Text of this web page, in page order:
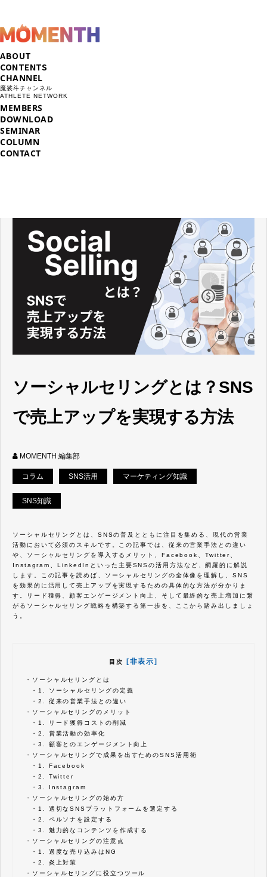
ABOUT
CONTENTS
CHANNEL
魔裟斗チャンネル
ATHLETE NETWORK
MEMBERS
DOWNLOAD
SEMINAR
COLUMN
CONTACT
ソーシャルセリングとは？SNS
で売上アップを実現する方法
MOMENTH 編集部
コラム SNS活用 マーケティング知識
SNS知識
ソーシャルセリングとは、SNSの普及とともに注目を集める、現代の営業
活動において必須のスキルです。この記事では、従来の営業手法との違い
や、ソーシャルセリングを導入するメリット、Facebook、Twitter、
Instagram、LinkedInといった主要SNSの活用方法など、網羅的に解説
します。この記事を読めば、ソーシャルセリングの全体像を理解し、SNS
を効果的に活用して売上アップを実現するための具体的な方法が分かりま
す。リード獲得、顧客エンゲージメント向上、そして最終的な売上増加に繋
がるソーシャルセリング戦略を構築する第一歩を、ここから踏み出しましょ
う。
目次 [非表示]
・ ソーシャルセリングとは
・ 1. ソーシャルセリングの定義
・ 2. 従来の営業手法との違い
・ ソーシャルセリングのメリット
・ 1. リード獲得コストの削減
・ 2. 営業活動の効率化
・ 3. 顧客とのエンゲージメント向上
・ ソーシャルセリングで成果を出すためのSNS活用術
・ 1. Facebook
・ 2. Twitter
・ 3. Instagram
・ ソーシャルセリングの始め方
・ 1. 適切なSNSプラットフォームを選定する
・ 2. ペルソナを設定する
・ 3. 魅力的なコンテンツを作成する
・ ソーシャルセリングの注意点
・ 1. 過度な売り込みはNG
・ 2. 炎上対策
・ ソーシャルセリングに役立つツール